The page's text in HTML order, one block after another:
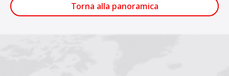
Torna alla panoramica